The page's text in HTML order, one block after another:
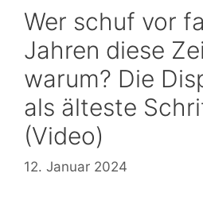
Wer schuf vor
Jahren diese
warum? Die
als älteste
(Video)
12. Januar 2024